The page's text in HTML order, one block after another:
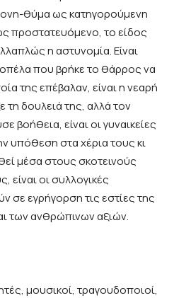
θύμα ως κατηγορούμενη
προστατευόμενο, το είδος
η αστυνομία. Είναι
που βρήκε το θάρρος να
της επέβαλαν, είναι η νεαρή
τη δουλειά της, αλλά τον
είναι οι γυναικείες
υπόθεση στα χέρια τους κι
μέσα στους σκοτεινούς
είναι οι συλλογικές
σε εγρήγορση τις εστίες της
των ανθρώπινων αξιών.
μουσικοί, τραγουδοποιοί,